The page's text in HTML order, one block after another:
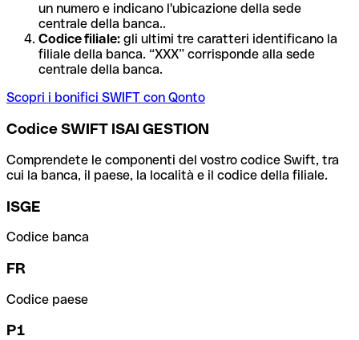
un numero e indicano l'ubicazione della sede
centrale della banca..
Codice filiale: gli ultimi tre caratteri identificano la
filiale della banca. “XXX” corrisponde alla sede
centrale della banca.
Scopri i bonifici SWIFT con Qonto
Codice SWIFT ISAI GESTION
Comprendete le componenti del vostro codice Swift, tra
cui la banca, il paese, la località e il codice della filiale.
ISGE
Codice banca
FR
Codice paese
P1